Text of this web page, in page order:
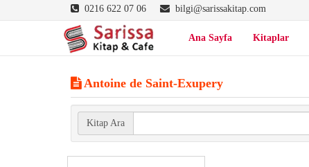
0216 622 07 06 bilgi@sarissakitap.com
Ana Sayfa Kitaplar
Antoine de Saint-Exupery
Kitap Ara